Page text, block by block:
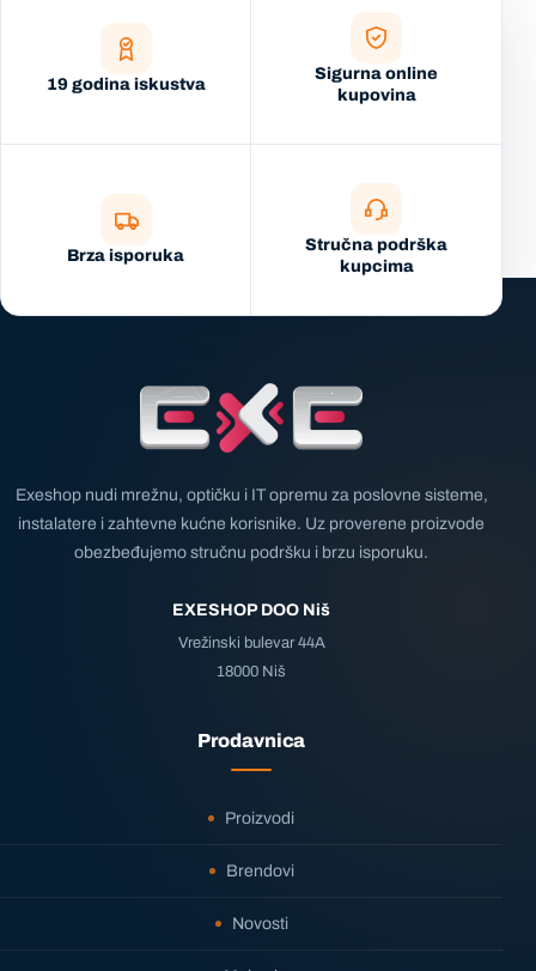
19 godina iskustva
Sigurna online
kupovina
Brza isporuka
Stručna podrška
kupcima
Exeshop nudi mrežnu, optičku i IT opremu za poslovne sisteme,
instalatere i zahtevne kućne korisnike. Uz proverene proizvode
obezbeđujemo stručnu podršku i brzu isporuku.
EXESHOP DOO Niš
Vrežinski bulevar 44A
18000 Niš
Prodavnica
Proizvodi
Brendovi
Novosti